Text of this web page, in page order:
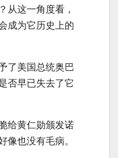
从这一角度看，
成为它历史上的
了美国总统奥巴
否早已失去了它
给黄仁勋颁发诺
像也没有毛病。